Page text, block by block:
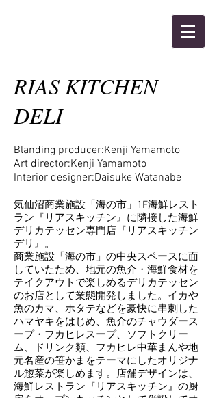
RIAS KITCHEN
DELI
Blanding producer:Kenji Yamamoto
Art director:Kenji Yamamoto
Interior designer:Daisuke Watanabe
気仙沼商業施設「海の市」1F海鮮レスト
ラン『リアスキッチン』に隣接した海鮮
デリカテッセン専門店『リアスキッチン
デリ』。
商業施設「海の市」 の中央スペースに面
していたため、地元の魚介・海鮮食材を
テイクアウトで楽しめるデリカテッセン
のお店として業態開発しました。イカや
魚のカマ、ホタテなどを豪快に串刺した
ハマヤキをはじめ、魚介のチャウダース
ープ・フカヒレスープ、ソフトクリー
ム、ドリンク類、フカヒレ中華まんや地
元名産の笹かまをテーマにしたオリジナ
ル惣菜が楽しめます。店舗デザインは、
海鮮レストラン『リアスキッチン』の厨